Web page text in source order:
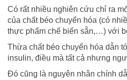
Có rất nhiều nghiên cứu chỉ ra
của chất béo chuyển hóa (có
thực phẩm chế biến sẵn,…) với
Thừa chất béo chuyển hóa dẫn
insulin, điều mà tất cả nhưng
Đó cũng là nguyên nhân chính